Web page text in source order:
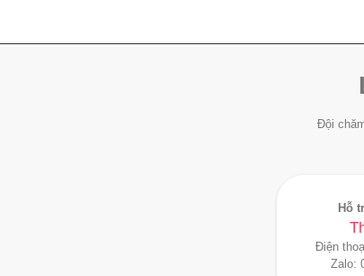
Đội
Hỗ
Điện
Zalo: